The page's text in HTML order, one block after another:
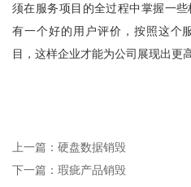
须在服务项目的全过程中掌握一
有一个好的用户评价，按照这个
目，这样企业才能为公司展现出更
上一篇：硬盘数据销毁
下一篇：瑕疵产品销毁